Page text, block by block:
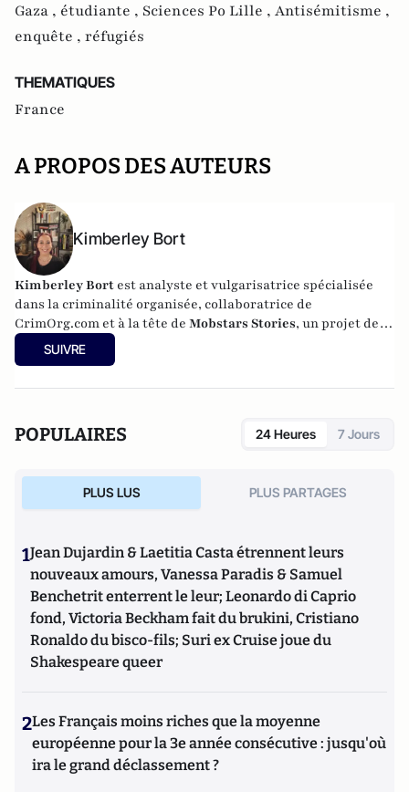
Gaza , étudiante , Sciences Po Lille , Antisémitisme ,
enquête , réfugiés
THEMATIQUES
France
A PROPOS DES AUTEURS
Kimberley Bort
Kimberley Bort est analyste et vulgarisatrice spécialisée
dans la criminalité organisée, collaboratrice de
CrimOrg.com et à la tête de Mobstars Stories, un projet de
contenus sur les réseaux sociaux qui explore les
dynamiques du crime organisé et ses représentations.
SUIVRE
POPULAIRES 24 Heures 7 Jours
PLUS LUS PLUS PARTAGES
1Jean Dujardin & Laetitia Casta étrennent leurs
nouveaux amours, Vanessa Paradis & Samuel
Benchetrit enterrent le leur; Leonardo di Caprio
fond, Victoria Beckham fait du brukini, Cristiano
Ronaldo du bisco-fils; Suri ex Cruise joue du
Shakespeare queer
2Les Français moins riches que la moyenne
européenne pour la 3e année consécutive : jusqu'où
ira le grand déclassement ?